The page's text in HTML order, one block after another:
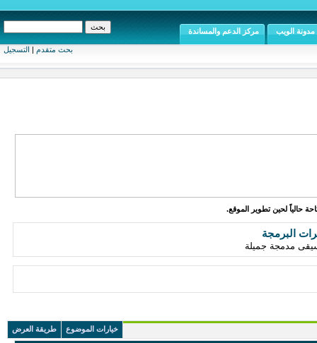
بحث متقدم | التسجيل
مدونة الويب مركز الدعم والمساندة
حالياً لحين تطوير الموقع.
البرمجة
مدمجة جميلة
خيارات الموضوع طريقة العرض